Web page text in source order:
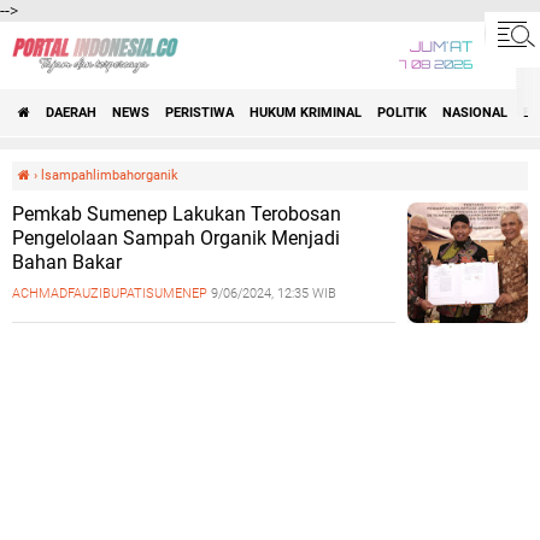
-->
JUM'AT
7 08 2026
DAERAH NEWS PERISTIWA HUKUM KRIMINAL POLITIK NASIONAL
› lsampahlimbahorganik
Pemkab Sumenep Lakukan Terobosan
Pengelolaan Sampah Organik Menjadi
Bahan Bakar
ACHMADFAUZIBUPATISUMENEP 9/06/2024, 12:35 WIB